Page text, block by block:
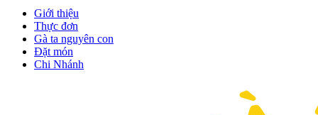
Giới thiệu
Thực đơn
Gà ta nguyên con
Đặt món
Chi Nhánh